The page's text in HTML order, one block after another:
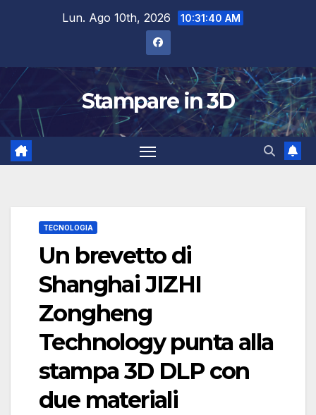
Lun. Ago 10th, 2026 10:31:41 AM
Stampare in 3D
TECNOLOGIA
Un brevetto di
Shanghai JIZHI
Zongheng
Technology punta alla
stampa 3D DLP con
due materiali